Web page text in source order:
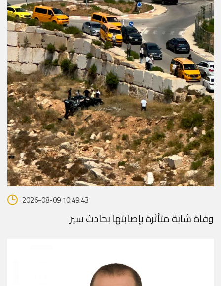
2026-08-09 10:49:43
وفاة شابة متأثرة بإصابتها بحادث سير